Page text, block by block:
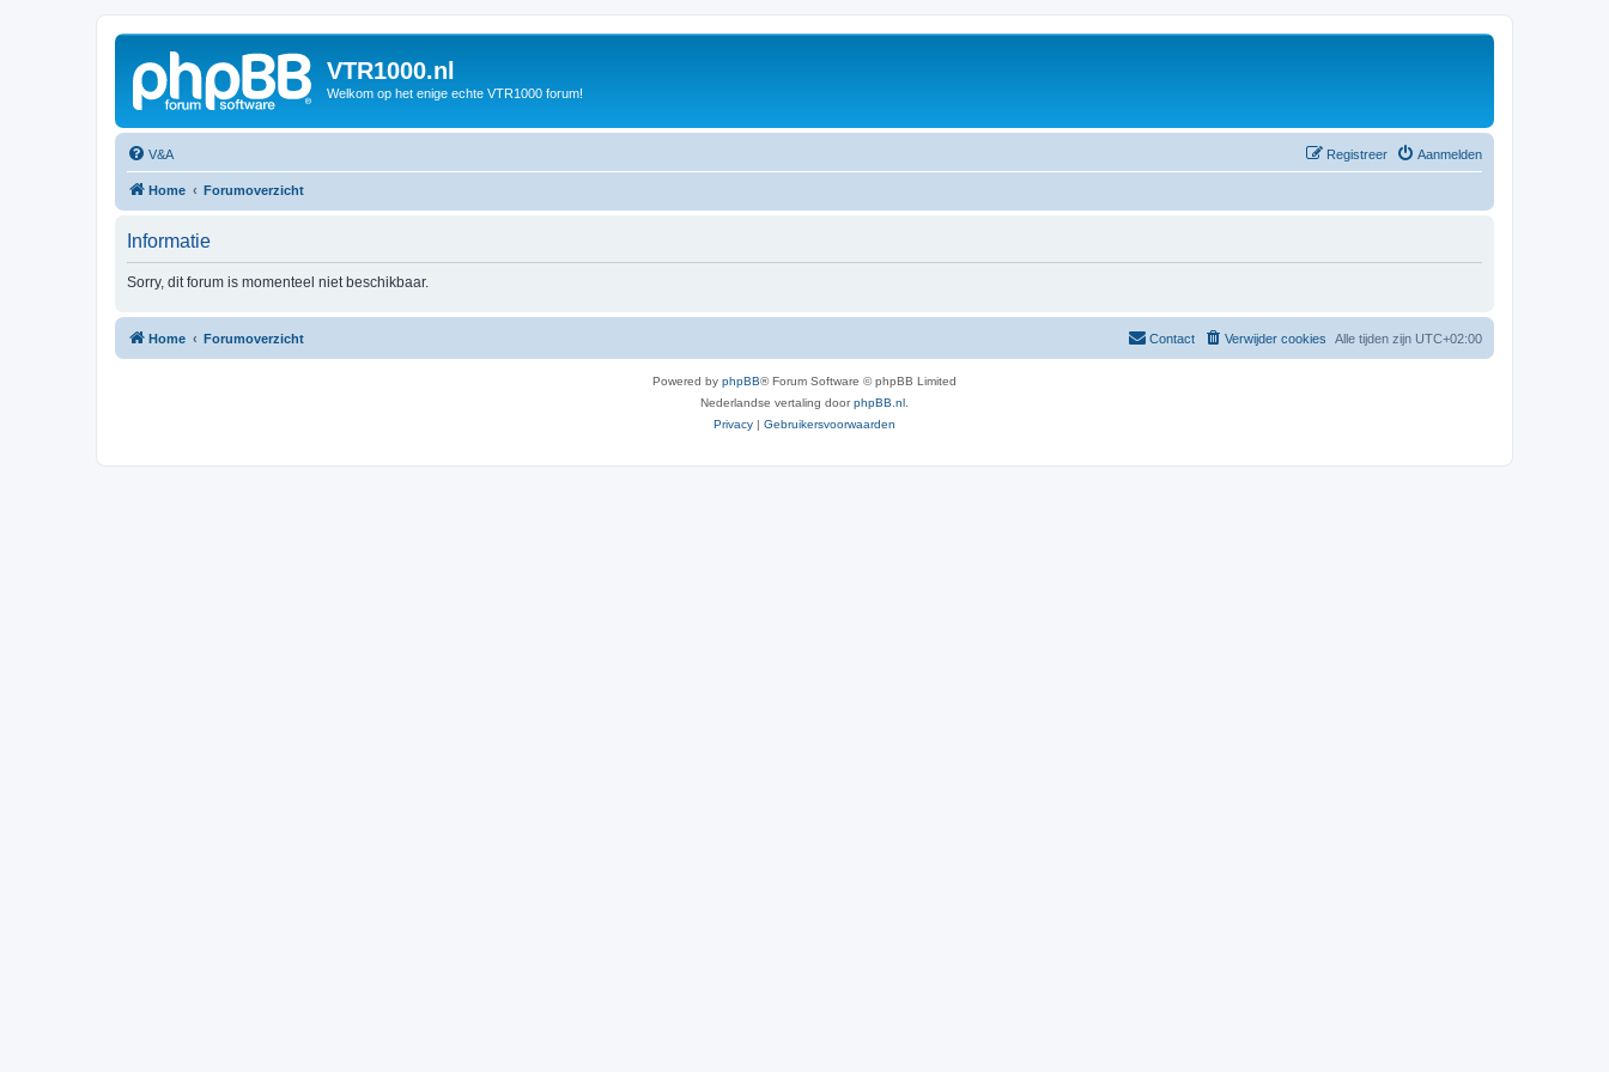
VTR1000.nl
Welkom op het enige echte VTR1000 forum!
V&A Aanmelden
Registreer
Home Forumoverzicht
Informatie
Sorry, dit forum is momenteel niet beschikbaar.
Home Forumoverzicht Alle tijden zijn UTC+02:00
Verwijder cookies
Contact
Powered by phpBB® Forum Software © phpBB Limited
Nederlandse vertaling doorphpBB.nl
Privacy | Gebruikersvoorwaarden